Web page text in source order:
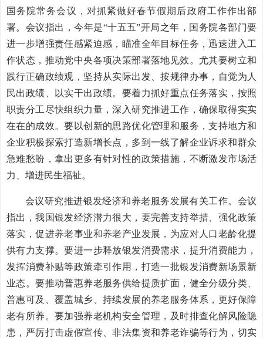
国务院常务会议，对抓紧做好春节假期后政府工作作出部
署。会议指出，今年是“十五五”开局之年，国务院各部门要
进一步增强责任感紧迫感，瞄准全年目标任务，迅速进入工
作状态，推动党中央各项决策部署落地见效。尤其要树立和
践行正确政绩观，坚持从实际出发、按规律办事，自觉为人
民出政绩、以实干出政绩。要着力抓好重点任务落实，按照
职责分工尽快组织力量，深入研究推进工作，确保取得实实
在在的成效。要以创新的思路优化管理和服务，支持地方和
企业积极探索打造新增长点，多到一线了解企业诉求和群众
急难愁盼，拿出更多有针对性的政策措施，不断激发市场活
力、增进民生福祉。
会议研究推进银发经济和养老服务发展有关工作。会议
指出，我国银发经济潜力很大，要完善支持举措、强化政策
落实，促进养老事业和养老产业发展，为应对人口老龄化提
供有力支撑。要进一步释放银发消费需求，提升消费能力，
发挥消费补贴等政策牵引作用，打造一批银发消费新场景新
业态。要推动普惠养老服务供给提质扩面，健全分级分类、
普惠可及、覆盖城乡、持续发展的养老服务体系，更好保障
老有所养。要加强养老机构安全管理，及时排查化解风险隐
患，严厉打击虚假宣传、非法集资和养老诈骗等行为，切实